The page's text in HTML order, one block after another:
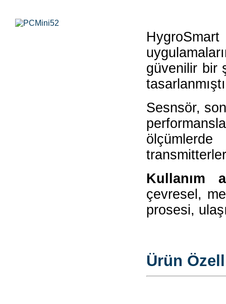
güvenilir bir
Sesnsör,
Kullanım
çevresel,
prosesi,
Ürün